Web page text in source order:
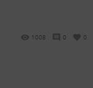
1008 0 0